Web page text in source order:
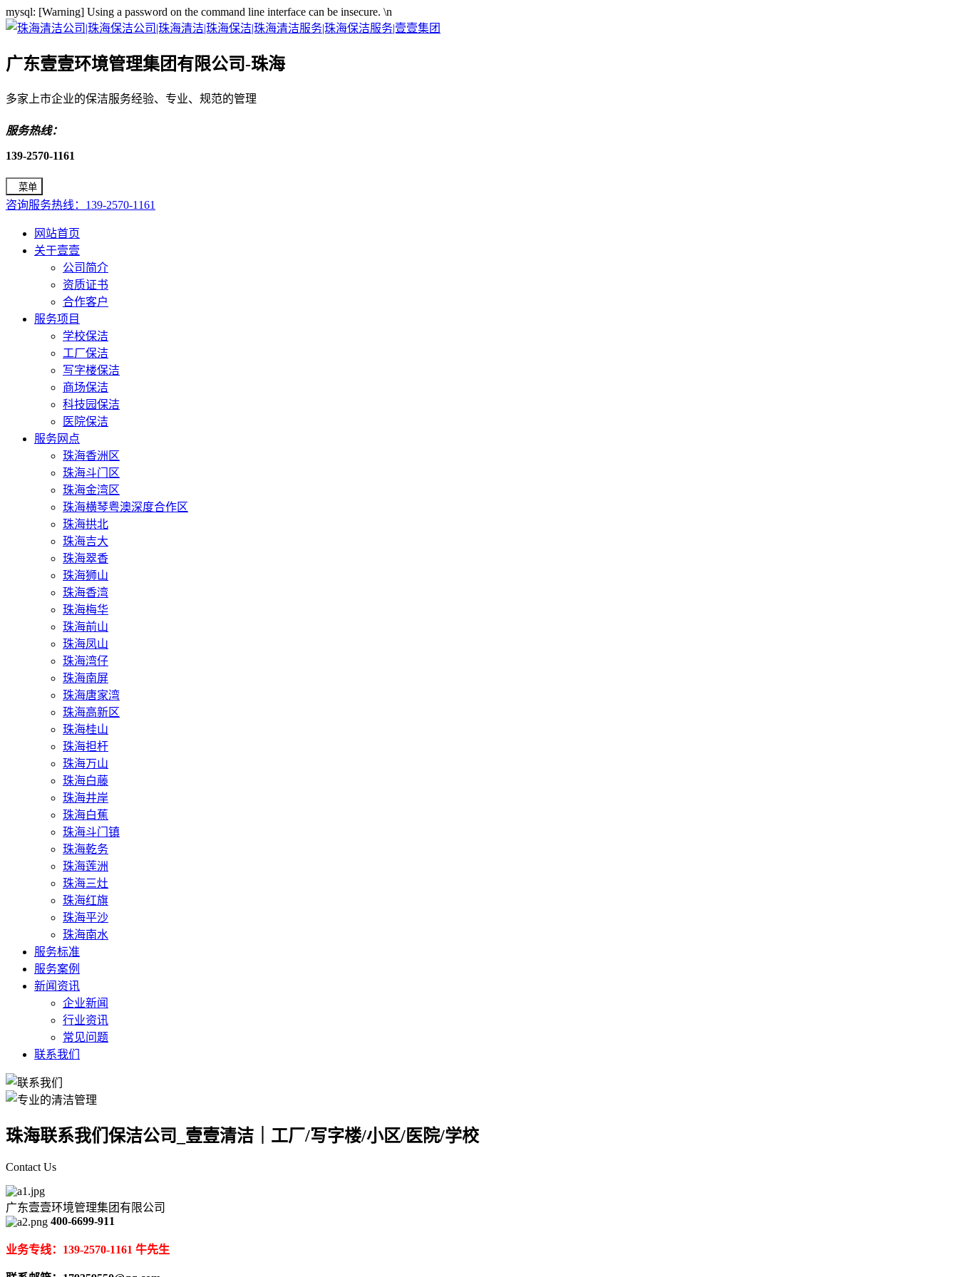
mysql: [Warning] Using a password on the command line interface can be insecure. \n
广东壹壹环境管理集团有限公司-珠海
多家上市企业的保洁服务经验、专业、规范的管理
服务热线：
139-2570-1161
菜单
咨询服务热线：139-2570-1161
网站首页
关于壹壹
公司简介
资质证书
合作客户
服务项目
学校保洁
工厂保洁
写字楼保洁
商场保洁
科技园保洁
医院保洁
服务网点
珠海香洲区
珠海斗门区
珠海金湾区
珠海横琴粤澳深度合作区
珠海拱北
珠海吉大
珠海翠香
珠海狮山
珠海香湾
珠海梅华
珠海前山
珠海凤山
珠海湾仔
珠海南屏
珠海唐家湾
珠海高新区
珠海桂山
珠海担杆
珠海万山
珠海白藤
珠海井岸
珠海白蕉
珠海斗门镇
珠海乾务
珠海莲洲
珠海三灶
珠海红旗
珠海平沙
珠海南水
服务标准
服务案例
新闻资讯
企业新闻
行业资讯
常见问题
联系我们
珠海联系我们保洁公司_壹壹清洁｜工厂/写字楼/小区/医院/学校
Contact Us
广东壹壹环境管理集团有限公司
400-6699-911
业务专线：139-2570-1161 牛先生